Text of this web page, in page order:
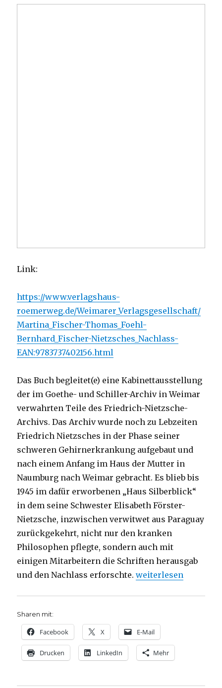
Link:
https://www.verlagshaus-
roemerweg.de/Weimarer_Verlagsgesellschaft/
Martina_Fischer-Thomas_Foehl-
Bernhard_Fischer-Nietzsches_Nachlass-
EAN:9783737402156.html
Das Buch begleitet(e) eine Kabinettausstellung
der im Goethe- und Schiller-Archiv in Weimar
verwahrten Teile des Friedrich-Nietzsche-
Archivs. Das Archiv wurde noch zu Lebzeiten
Friedrich Nietzsches in der Phase seiner
schweren Gehirnerkrankung aufgebaut und
nach einem Anfang im Haus der Mutter in
Naumburg nach Weimar gebracht. Es blieb bis
1945 im dafür erworbenen „Haus Silberblick“
in dem seine Schwester Elisabeth Förster-
Nietzsche, inzwischen verwitwet aus Paraguay
zurückgekehrt, nicht nur den kranken
Philosophen pflegte, sondern auch mit
einigen Mitarbeitern die Schriften herausgab
und den Nachlass erforschte.„Nietzsches Archiv,
weiterlesen
Sharen mit:
Facebook X E-Mail
Drucken LinkedIn Mehr